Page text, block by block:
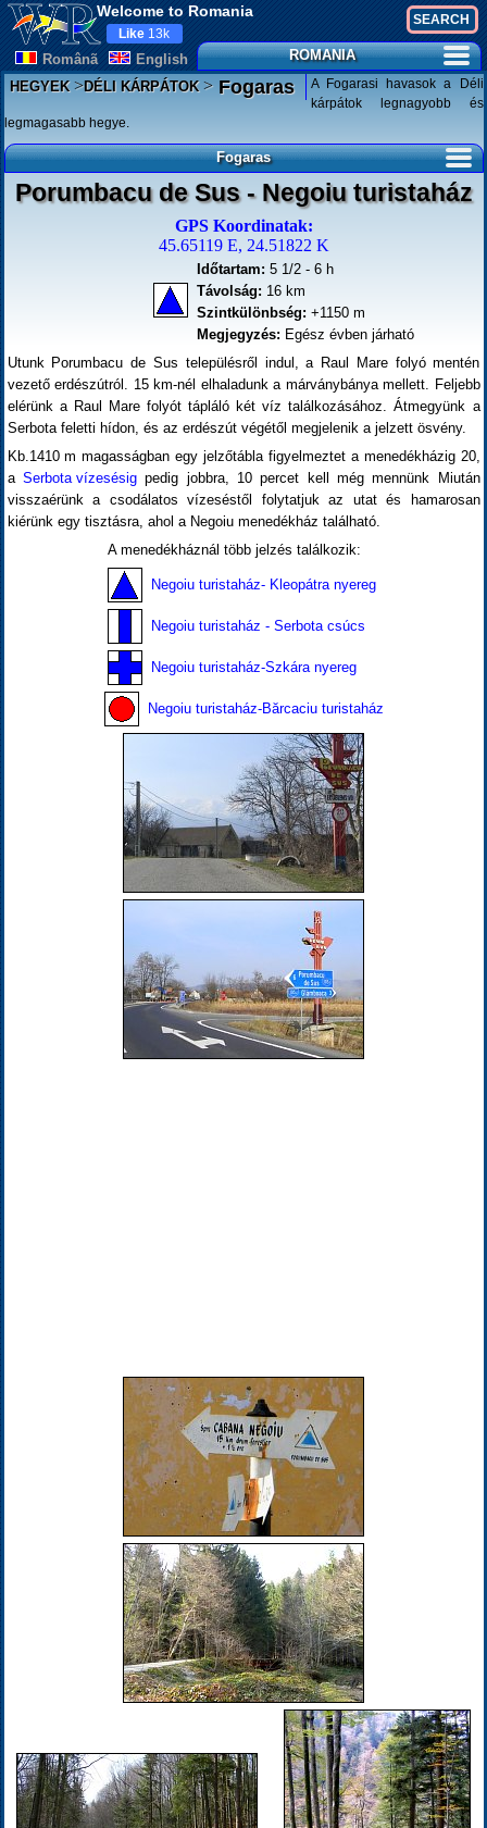
Welcome to Romania
Românã English
Like 13k
ROMANIA
HEGYEK>DÉLI KÁRPÁTOK>Fogaras
A Fogarasi havasok a Déli
kárpátok legnagyobb és
legmagasabb hegye.
Fogaras
Porumbacu de Sus - Negoiu turistaház
GPS Koordinatak:
45.65119 E, 24.51822 K
Időtartam: 5 1/2 - 6 h
Távolság: 16 km
Szintkülönbség: +1150 m
Megjegyzés: Egész évben járható
Utunk Porumbacu de Sus településről indul, a Raul Mare folyó mentén
vezető erdészútról. 15 km-nél elhaladunk a márványbánya mellett. Feljebb
elérünk a Raul Mare folyót tápláló két víz találkozásához. Átmegyünk a
Serbota feletti hídon, és az erdészút végétől megjelenik a jelzett ösvény.
Kb.1410 m magasságban egy jelzőtábla figyelmeztet a menedékházig 20,
a Serbota vízesésigpedig jobbra, 10 percet kell még mennünk Miután
visszaérünk a csodálatos vízeséstől folytatjuk az utat és hamarosan
kiérünk egy tisztásra, ahol a Negoiu menedékház található.
A menedékháznál több jelzés találkozik:
Negoiu turistaház- Kleopátra nyereg
Negoiu turistaház - Serbota csúcs
Negoiu turistaház-Szkára nyereg
Negoiu turistaház-Bărcaciu turistaház